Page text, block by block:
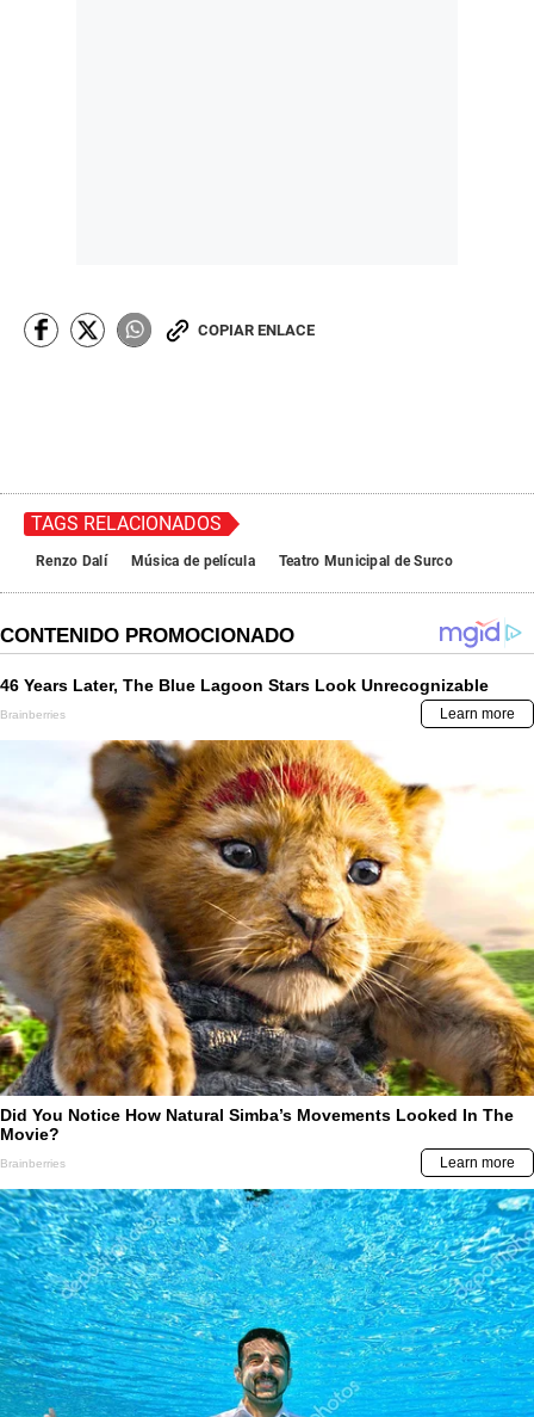
COPIAR ENLACE
TAGS RELACIONADOS
Renzo Dalí Música de película Teatro Municipal de Surco